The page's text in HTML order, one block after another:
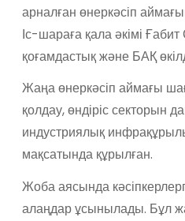
арналған өнеркәсіп
Іс-шараға қала әкімі
қоғамдастық және БАҚ
Жаңа өнеркәсіп аймағы
қолдау, өндіріс секторын
индустриялық
мақсатында құрылған.
Жоба аясында
алаңдар ұсынылады. Бұл